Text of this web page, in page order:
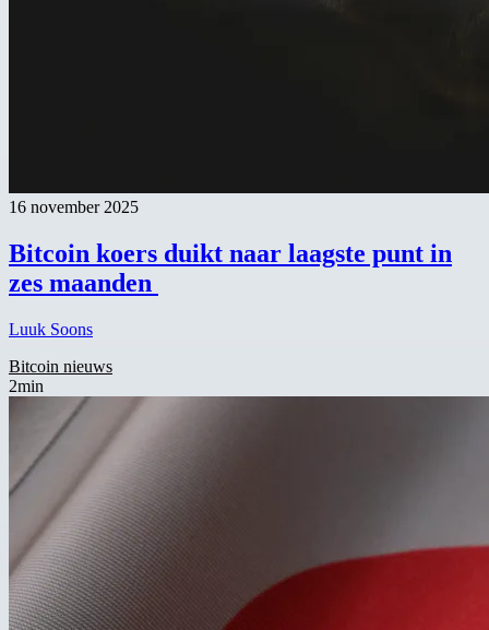
16 november 2025
Bitcoin koers duikt naar laagste punt in
zes maanden
Luuk Soons
Bitcoin nieuws
2min